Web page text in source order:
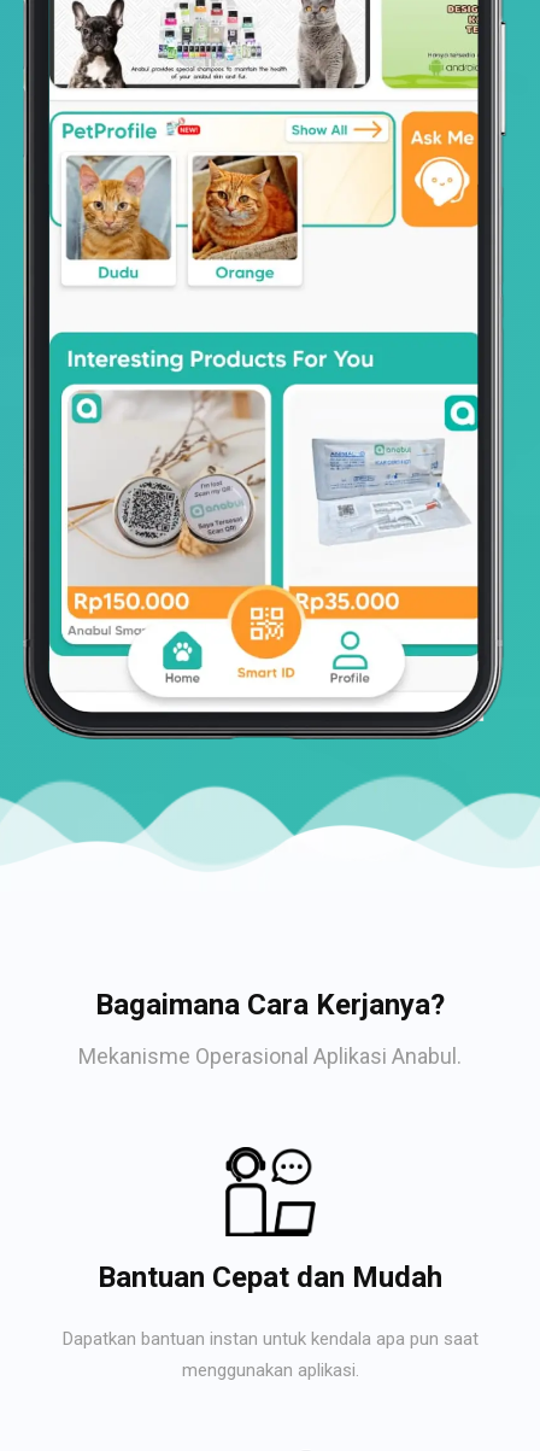
Bagaimana Cara Kerjanya?
Mekanisme Operasional Aplikasi Anabul.
Bantuan Cepat dan Mudah
Dapatkan bantuan instan untuk kendala apa pun saat
menggunakan aplikasi.